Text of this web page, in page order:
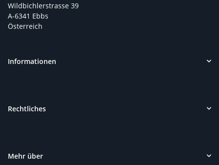
Wildbichlerstrasse 39
A-6341 Ebbs
Österreich
Informationen
Rechtliches
Mehr über